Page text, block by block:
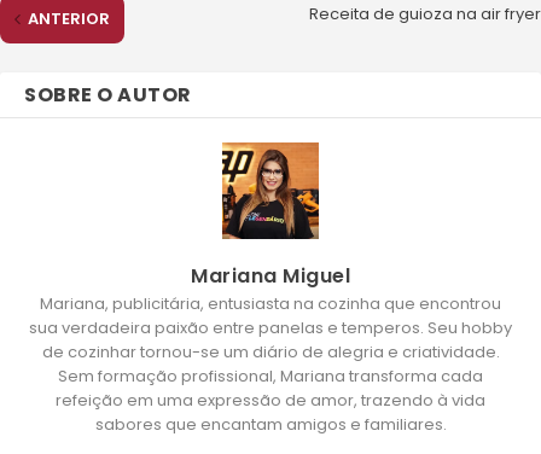
ANTERIOR Receita de guioza na air fryer
SOBRE O AUTOR
Mariana Miguel
Mariana, publicitária, entusiasta na cozinha que encontrou
sua verdadeira paixão entre panelas e temperos. Seu hobby
de cozinhar tornou-se um diário de alegria e criatividade.
Sem formação profissional, Mariana transforma cada
refeição em uma expressão de amor, trazendo à vida
sabores que encantam amigos e familiares.